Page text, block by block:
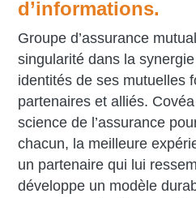
d’informations.
Groupe d’assurance
singularité dans la
identités de ses mutuelles
partenaires et alliés.
science de l’assurance
chacun, la meilleure
un partenaire qui lui
développe un modèle